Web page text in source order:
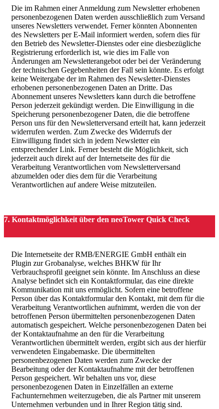
Die im Rahmen einer Anmeldung zum Newsletter erhobenen
personenbezogenen Daten werden ausschließlich zum Versand
unseres Newsletters verwendet. Ferner könnten Abonnenten
des Newsletters per E-Mail informiert werden, sofern dies für
den Betrieb des Newsletter-Dienstes oder eine diesbezügliche
Registrierung erforderlich ist, wie dies im Falle von
Änderungen am Newsletterangebot oder bei der Veränderung
der technischen Gegebenheiten der Fall sein könnte. Es erfolgt
keine Weitergabe der im Rahmen des Newsletter-Dienstes
erhobenen personenbezogenen Daten an Dritte. Das
Abonnement unseres Newsletters kann durch die betroffene
Person jederzeit gekündigt werden. Die Einwilligung in die
Speicherung personenbezogener Daten, die die betroffene
Person uns für den Newsletterversand erteilt hat, kann jederzeit
widerrufen werden. Zum Zwecke des Widerrufs der
Einwilligung findet sich in jedem Newsletter ein
entsprechender Link. Ferner besteht die Möglichkeit, sich
jederzeit auch direkt auf der Internetseite des für die
Verarbeitung Verantwortlichen vom Newsletterversand
abzumelden oder dies dem für die Verarbeitung
Verantwortlichen auf andere Weise mitzuteilen.
7. Kontaktmöglichkeit über den neoTower Quick Check
Die Internetseite der RMB/ENERGIE GmbH enthält ein
Plugin zur Grobanalyse, welches BHKW für Ihr
Verbrauchsprofil geeignet sein könnte. Im Anschluss an diese
Analyse befindet sich ein Kontaktformular, das eine direkte
Kommunikation mit uns ermöglicht. Sofern eine betroffene
Person über das Kontaktformular den Kontakt, mit dem für die
Verarbeitung Verantwortlichen aufnimmt, werden die von der
betroffenen Person übermittelten personenbezogenen Daten
automatisch gespeichert. Welche personenbezogenen Daten bei
der Kontaktaufnahme an den für die Verarbeitung
Verantwortlichen übermittelt werden, ergibt sich aus der hierfür
verwendeten Eingabemaske. Die übermittelten
personenbezogenen Daten werden zum Zwecke der
Bearbeitung oder der Kontaktaufnahme mit der betroffenen
Person gespeichert. Wir behalten uns vor, diese
personenbezogenen Daten in Einzelfällen an externe
Fachunternehmen weiterzugeben, die als Partner mit unserem
Unternehmen verbunden und in Ihrer Region tätig sind.